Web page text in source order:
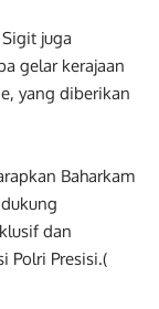
juga
gelar kerajaan
yang diberikan
Baharkam
dan
Polri Presisi.(